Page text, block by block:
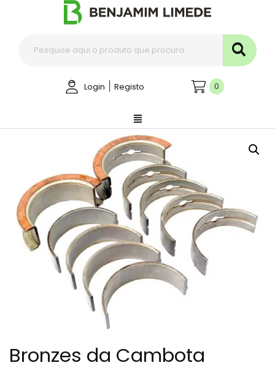
Login Registo 0
Bronzes da Cambota